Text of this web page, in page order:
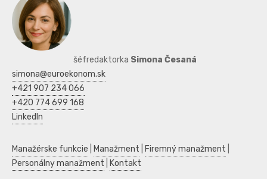
šéfredaktorka Simona Česaná
simona@euroekonom.sk
+421 907 234 066
+420 774 699 168
LinkedIn
Manažérske funkcie Manažment Firemný manažment
Personálny manažment
Kontakt